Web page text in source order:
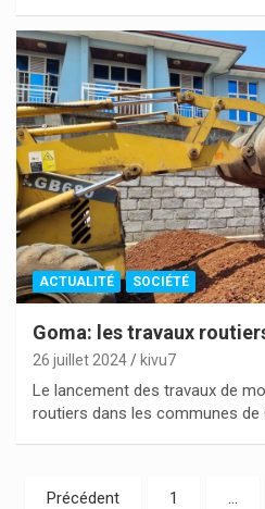
ACTUALITÉ SOCIÉTÉ
Goma: les travaux
26 juillet 2024 kivu7
Le lancement des travaux de
routiers dans les communes de
Pagination
Précédent 1 …